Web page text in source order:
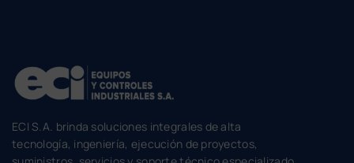
ECI S.A. brinda soluciones integrales de alta
tecnología, ingeniería, ejecución de proyectos,